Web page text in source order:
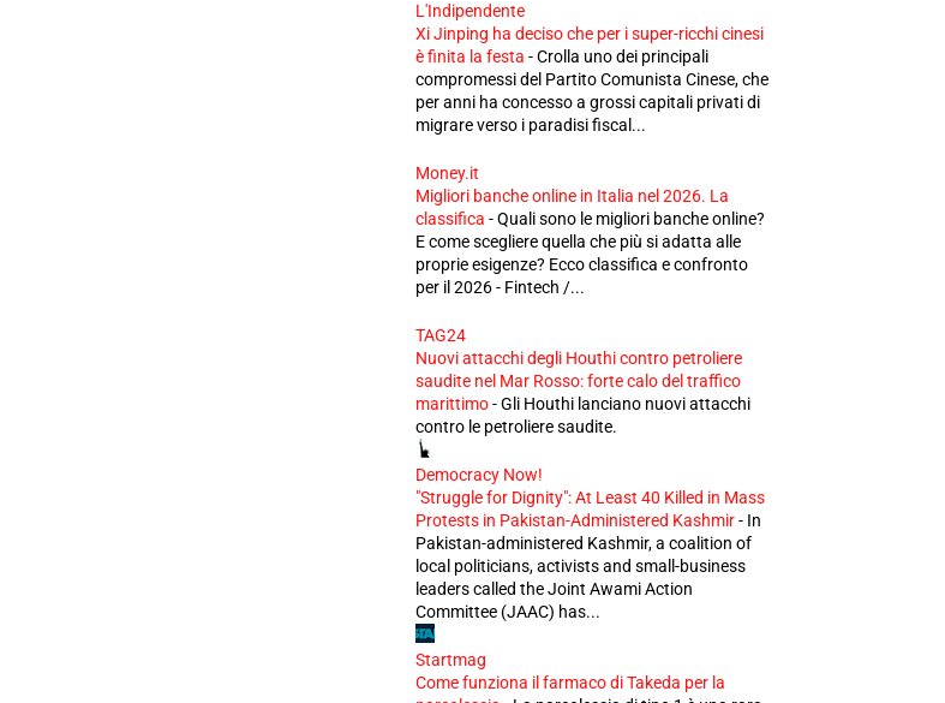
L'Indipendente
Xi Jinping ha deciso che per i super-ricchi cinesi
è finita la festa -Crolla uno dei principali
compromessi del Partito Comunista Cinese, che
per anni ha concesso a grossi capitali privati di
migrare verso i paradisi fiscal...
Money.it
Migliori banche online in Italia nel 2026. La
classifica -Quali sono le migliori banche online?
E come scegliere quella che più si adatta alle
proprie esigenze? Ecco classifica e confronto
per il 2026 - Fintech /...
TAG24
Nuovi attacchi degli Houthi contro petroliere
saudite nel Mar Rosso: forte calo del traffico
marittimo-Gli Houthi lanciano nuovi attacchi
contro le petroliere saudite.
Democracy Now!
"Struggle for Dignity": At Least 40 Killed in Mass
Protests in Pakistan-Administered Kashmir- In
Pakistan-administered Kashmir, a coalition of
local politicians, activists and small-business
leaders called the Joint Awami Action
Committee (JAAC) has...
Startmag
Come funziona il farmaco di Takeda per la